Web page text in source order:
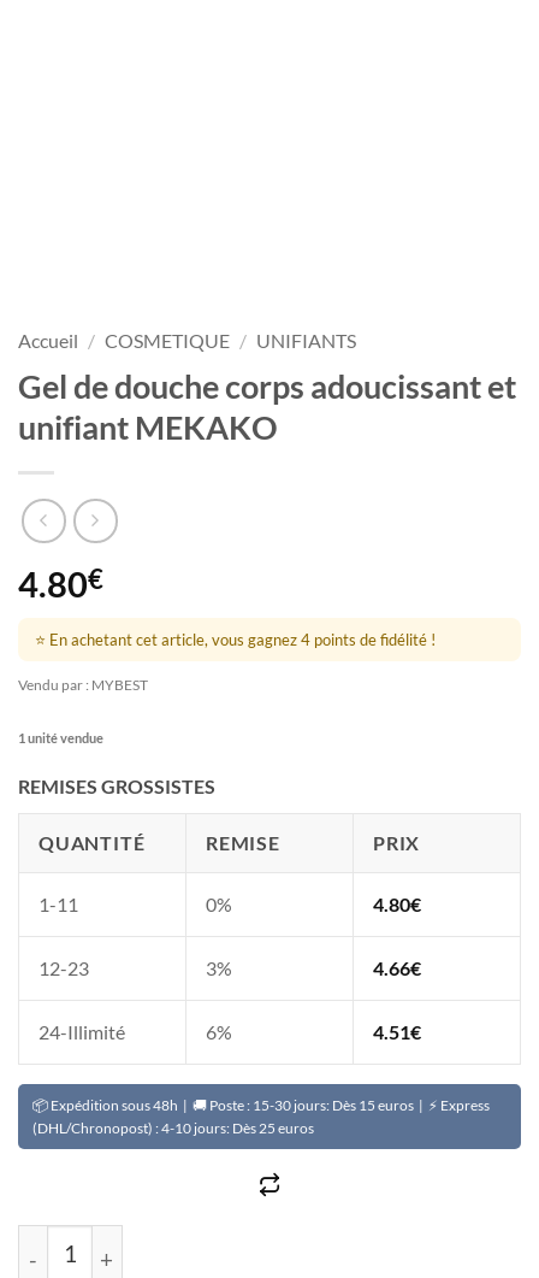
Accueil / COSMETIQUE / UNIFIANTS
Gel de douche corps adoucissant et
unifiant MEKAKO
4.80€
⭐ En achetant cet article, vous gagnez 4 points de fidélité !
Vendu par : MYBEST
1 unité vendue
REMISES GROSSISTES
QUANTITÉ REMISE PRIX
1-11 0% 4.80€
12-23 3% 4.66€
24-Illimité 6% 4.51€
📦 Expédition sous 48h | 🚚 Poste : 15-30 jours: Dès 15 euros | ⚡ Express
(DHL/Chronopost) : 4-10 jours: Dès 25 euros
quantité de Gel de douche corps adoucissant et unifiant